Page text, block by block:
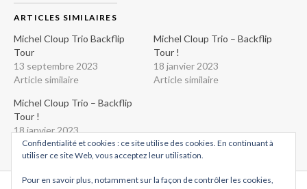
ARTICLES SIMILAIRES
Michel Cloup Trio Backflip
Tour
13 septembre 2023
Article similaire
Michel Cloup Trio – Backflip
Tour !
18 janvier 2023
Article similaire
Michel Cloup Trio – Backflip
Tour !
18 janvier 2023
Article similaire
Confidentialité et cookies : ce site utilise des cookies. En continuant à
utiliser ce site Web, vous acceptez leur utilisation.
Pour en savoir plus, notamment sur la façon de contrôler les cookies,